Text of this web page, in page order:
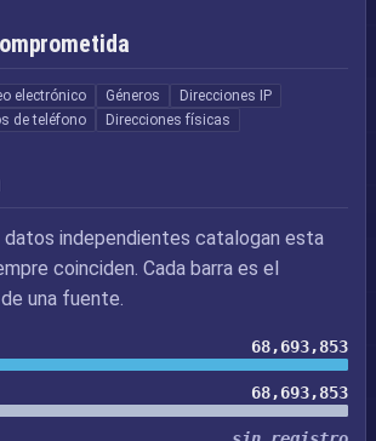
electrónico Géneros
Direcciones IP
de teléfono Direcciones físicas
datos independientes catalogan esta
coinciden. Cada barra es el
una fuente.
68,693,853
68,693,853